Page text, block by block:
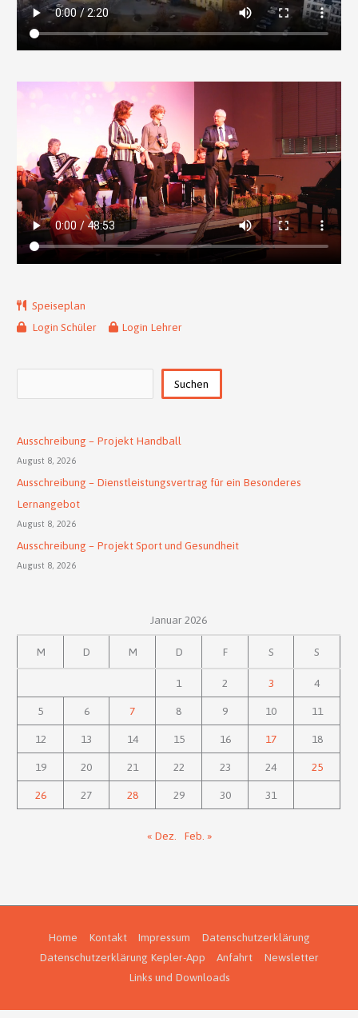
Speiseplan
Login Schüler
Login Lehrer
Suchen
Ausschreibung – Projekt Handball
August 8, 2026
Ausschreibung – Dienstleistungsvertrag für ein Besonderes
Lernangebot
August 8, 2026
Ausschreibung – Projekt Sport und Gesundheit
August 8, 2026
Januar 2026
M D M D F S S
1 2 3 4
5 6 7 8 9 10 11
12 13 14 15 16 17 18
19 20 21 22 23 24 25
26 27 28 29 30 31
« Dez. Feb. »
Home Kontakt Impressum
Datenschutzerklärung
Datenschutzerklärung Kepler-App
Anfahrt
Newsletter
Links und Downloads